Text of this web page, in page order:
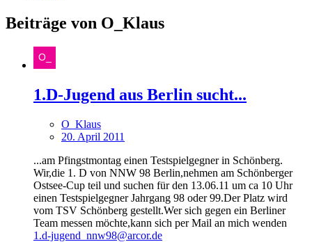
Beiträge von O_Klaus
1.D-Jugend aus Berlin sucht...
O_Klaus
20. April 2011
...am Pfingstmontag einen Testspielgegner in Schönberg.
Wir,die 1. D von NNW 98 Berlin,nehmen am Schönberger
Ostsee-Cup teil und suchen für den 13.06.11 um ca 10 Uhr
einen Testspielgegner Jahrgang 98 oder 99.Der Platz wird
vom TSV Schönberg gestellt.Wer sich gegen ein Berliner
Team messen möchte,kann sich per Mail an mich wenden
1.d-jugend_nnw98@arcor.de